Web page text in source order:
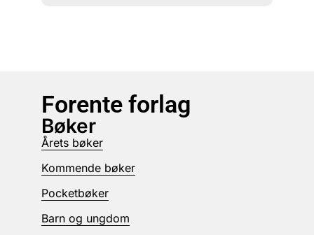
Forente forlag
Bøker
Årets bøker
Kommende bøker
Pocketbøker
Barn og ungdom